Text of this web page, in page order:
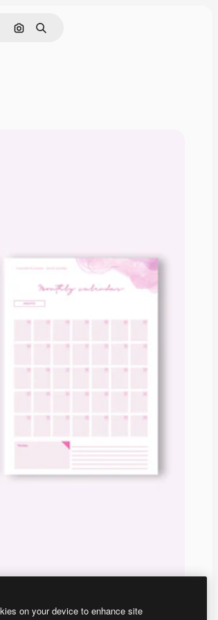
Поиск по изображению
Поиск
on your device to enhance site